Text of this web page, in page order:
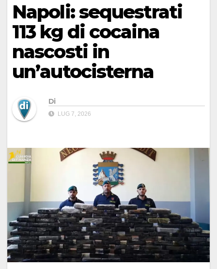
Napoli: sequestrati
113 kg di cocaina
nascosti in
un’autocisterna
Di
LUG 7, 2026